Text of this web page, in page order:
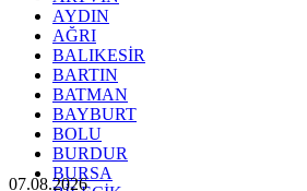
AYDIN
AĞRI
BALIKESİR
BARTIN
BATMAN
BAYBURT
BOLU
BURDUR
BURSA
07.08.2026